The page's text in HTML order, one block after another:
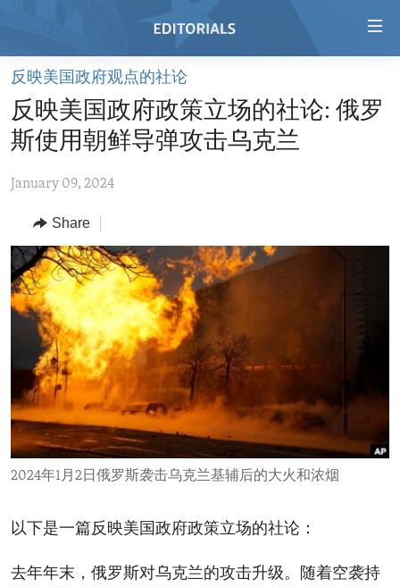
Skip
main
content
to
Navigation
Skip
to
Search
HOME
VIDEO
REGIONS
AFRICA
AMERICAS
ASIA
EUROPE
MIDDLE EAST
TOPICS
HUMAN RIGHTS
SECURITY AND DEFENSE
AID AND DEVELOPMENT
DEMOCRACY AND GOVERNANCE
ECONOMY AND TRADE
ENVIRONMENT AND HEALTH
IDEALS AND INSTITUTIONS
ARCHIVE
ABOUT US
FOLLOW US
反映美国政府观点的社论
反映美国政府政策立场的社论: 俄罗
斯使用朝鲜导弹攻击乌克兰
January 09, 2024
Share
2024年1月2日俄罗斯袭击乌克兰基辅后的大火和浓烟
以下是一篇反映美国政府政策立场的社论：
去年年末，俄罗斯对乌克兰的攻击升级。随着空袭持